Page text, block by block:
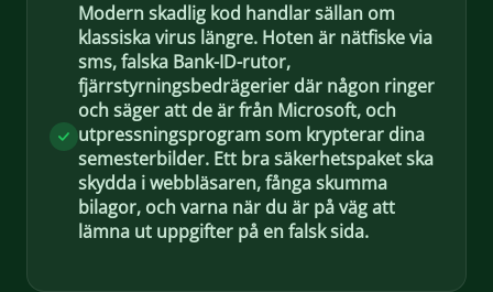
Modern skadlig kod handlar sällan om
klassiska virus längre. Hoten är nätfiske via
sms, falska Bank-ID-rutor,
fjärrstyrningsbedrägerier där någon ringer
och säger att de är från Microsoft, och
utpressningsprogram som krypterar dina
semesterbilder. Ett bra säkerhetspaket ska
skydda i webbläsaren, fånga skumma
bilagor, och varna när du är på väg att
lämna ut uppgifter på en falsk sida.